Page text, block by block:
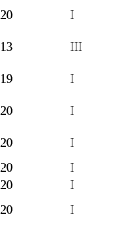
20 I
13 III
19 I
20 I
20
I
20
I
20
I
20 I